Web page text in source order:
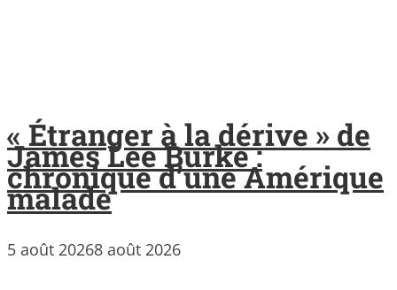
« Étranger à la dérive » de
James Lee Burke :
chronique d’une Amérique
malade
5 août 20268 août 2026